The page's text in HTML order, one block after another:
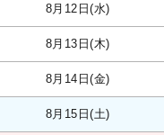
8月12日(水)
8月13日(木)
8月14日(金)
8月15日(土)